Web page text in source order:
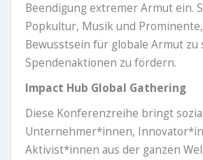
Beendigung extremer Armut ein.
Popkultur, Musik und
Bewusstsein für globale Armut zu
Spendenaktionen zu fördern.
Impact Hub Global Gathering
Diese Konferenzreihe bringt
Unternehmer*innen,
Aktivist*innen aus der ganzen